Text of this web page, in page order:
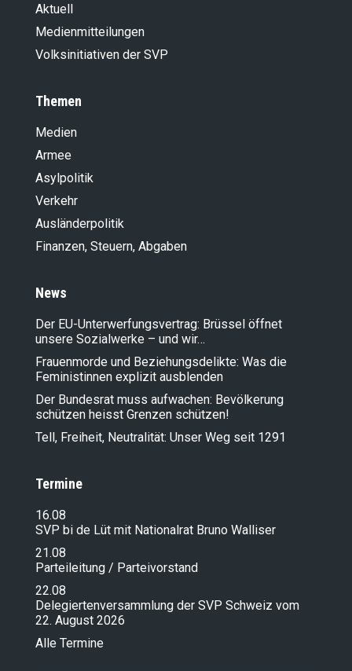
Aktuell
Medienmitteilungen
Volksinitiativen der SVP
Themen
Medien
Armee
Asylpolitik
Verkehr
Ausländer­politik
Finanzen, Steuern, Abgaben
News
Der EU-Unterwerfungsvertrag: Brüssel öffnet
unsere Sozialwerke – und wir…
Frauenmorde und Beziehungsdelikte: Was die
Feministinnen explizit ausblenden
Der Bundesrat muss aufwachen: Bevölkerung
schützen heisst Grenzen schützen!
Tell, Freiheit, Neutralität: Unser Weg seit 1291
Termine
16.08
SVP bi de Lüt mit Nationalrat Bruno Walliser
21.08
Parteileitung / Parteivorstand
22.08
Delegiertenversammlung der SVP Schweiz vom
22. August 2026
Alle Termine